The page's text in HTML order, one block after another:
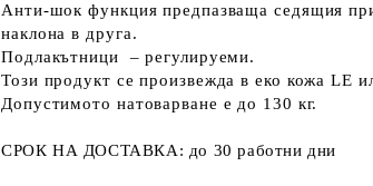
Анти-шок функция предпазваща седящия
наклона в друга.
Подлакътници – регулируеми.
Този продукт се произвежда в еко кожа LE
Допустимото натоварване е до 130 кг.
СРОК НА ДОСТАВКА: до 30 работни дни